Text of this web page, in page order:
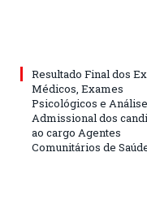
Resultado Final dos
Médicos, Exames
Psicológicos e Análise
Admissional dos
ao cargo Agentes
Comunitários de